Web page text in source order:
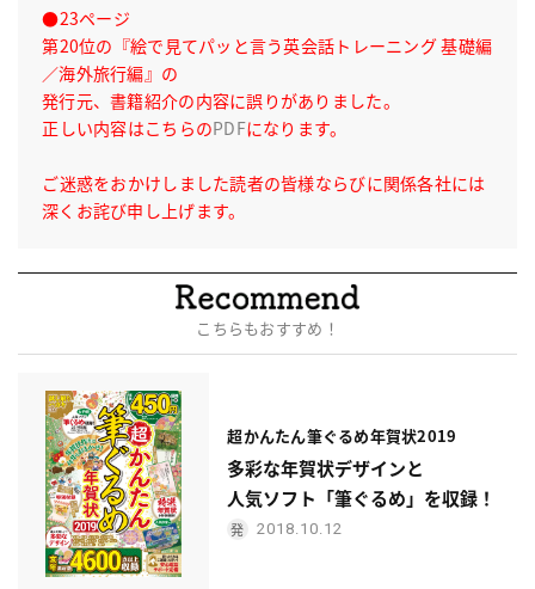
●23ページ
第20位の『絵で見てパッと言う英会話トレーニング 基礎編
／海外旅行編』の
発行元、書籍紹介の内容に誤りがありました。
正しい内容はこちらのPDFになります。
ご迷惑をおかけしました読者の皆様ならびに関係各社には
深くお詫び申し上げます。
こちらもおすすめ！
超かんたん筆ぐるめ年賀状2019
多彩な年賀状デザインと
人気ソフト「筆ぐるめ」を収録！
2018.10.12